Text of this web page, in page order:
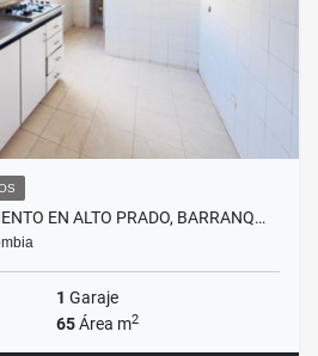
EN ALTO PRADO, BARRANQ…
1 Garaje
65Área m2